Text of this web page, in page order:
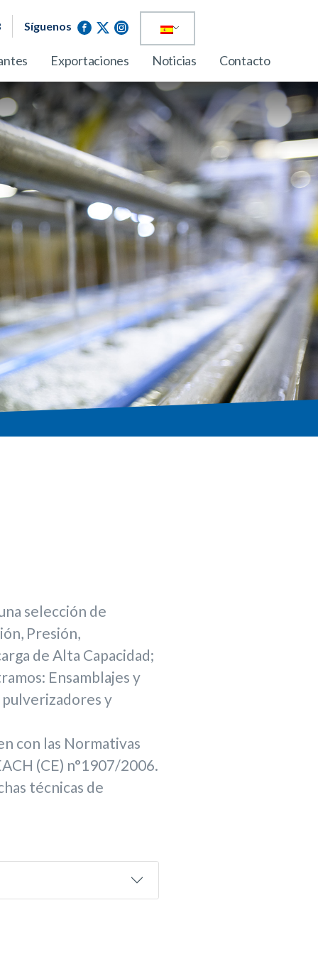
Síguenos
Exportaciones Noticias Contacto
selección de
Presión,
de Alta Capacidad;
Ensamblajes y
y
con las Normativas
(CE) n°1907/2006.
técnicas de